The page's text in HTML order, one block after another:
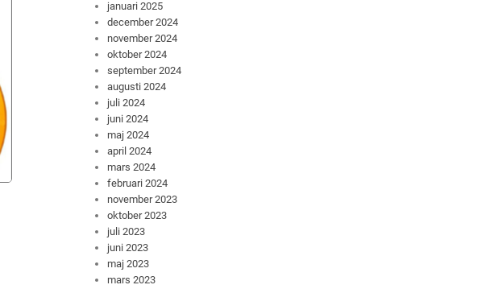
januari 2025
december 2024
november 2024
oktober 2024
september 2024
augusti 2024
juli 2024
juni 2024
maj 2024
april 2024
mars 2024
februari 2024
november 2023
oktober 2023
juli 2023
juni 2023
maj 2023
mars 2023